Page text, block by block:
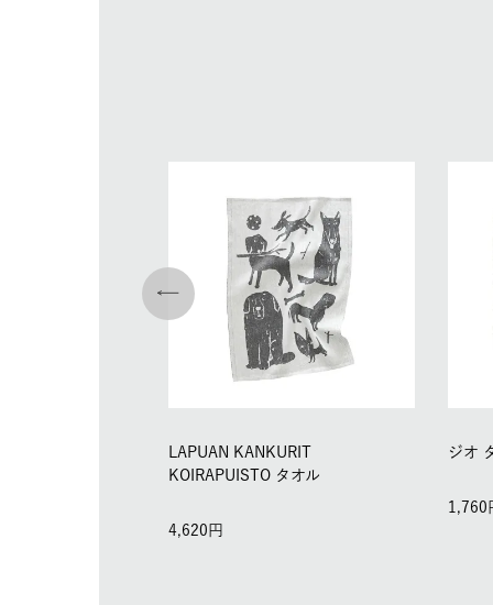
LAPUAN KANKURIT
KOIRAPUISTO タオル
4,620
ジオ
1,760